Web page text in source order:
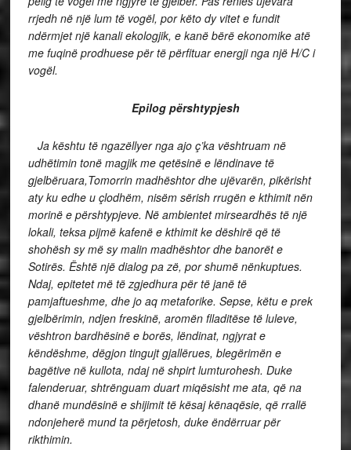
rrjedh në një lum të vogël, por këto dy vitet e fundit
ndërmjet një kanali ekologjik, e kanë bërë ekonomike atë
me fuqinë prodhuese për të përfituar energji nga një H/C i
vogël.
Epilog përshtypjesh
Ja kështu të ngazëllyer nga ajo ç’ka vështruam në
udhëtimin tonë magjik me qetësinë e lëndinave të
gjelbëruara,Tomorrin madhështor dhe ujëvarën, pikërisht
aty ku edhe u çlodhëm, nisëm sërish rrugën e kthimit nën
morinë e përshtypjeve. Në ambientet mirseardhës të një
lokali, teksa pijmë kafenë e kthimit ke dëshirë që të
shohësh sy më sy malin madhështor dhe banorët e
Sotirës. Është një dialog pa zë, por shumë nënkuptues.
Ndaj, epitetet më të zgjedhura për të janë të
pamjaftueshme, dhe jo aq metaforike. Sepse, këtu e prek
gjelbërimin, ndjen freskinë, aromën flladitëse të luleve,
vështron bardhësinë e borës, lëndinat, ngjyrat e
këndëshme, dëgjon tingujt gjallërues, blegërimën e
bagëtive në kullota, ndaj në shpirt lumturohesh. Duke
falenderuar, shtrënguam duart miqësisht me ata, që na
dhanë mundësinë e shijimit të kësaj kënaqësie, që rrallë
ndonjeherë mund ta përjetosh, duke ëndërruar për
rikthimin.